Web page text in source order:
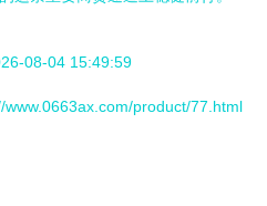
08-04 15:49:59
product/77.html